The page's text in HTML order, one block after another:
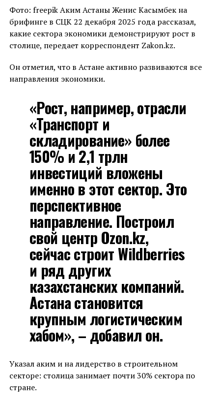
Фото: freepik Аким Астаны Женис Касымбек на
брифинге в СЦК 22 декабря 2025 года рассказал,
какие сектора экономики демонстрируют рост в
столице, передает корреспондент Zakon.kz.
Он отметил, что в Астане активно развиваются все
направления экономики.
«Рост, например, отрасли
«Транспорт и
складирование» более
150% и 2,1 трлн
инвестиций вложены
именно в этот сектор. Это
перспективное
направление. Построил
свой центр Ozon.kz,
сейчас строит Wildberries
и ряд других
казахстанских компаний.
Астана становится
крупным логистическим
хабом», – добавил он.
Указал аким и на лидерство в строительном
секторе: столица занимает почти 30% сектора по
стране.